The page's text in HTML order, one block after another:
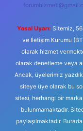
Yasal Uyarı: Sitemiz,
ve İletişim Kurumu
olarak hizmet
olarak denetleme veya
Ancak, üyelerimiz
siteye üye olarak bu
sitesi, herhangi bir
bulunmamaktadır.
paylaşılmaktadır.